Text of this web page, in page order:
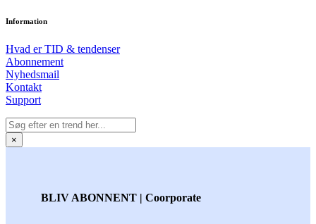
Information
Hvad er TID & tendenser
Abonnement
Nyhedsmail
Kontakt
Support
×
BLIV ABONNENT | Coorporate